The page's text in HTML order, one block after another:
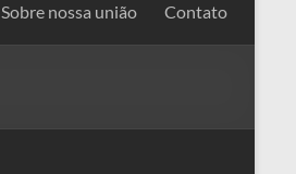
Sobre nossa união Contato